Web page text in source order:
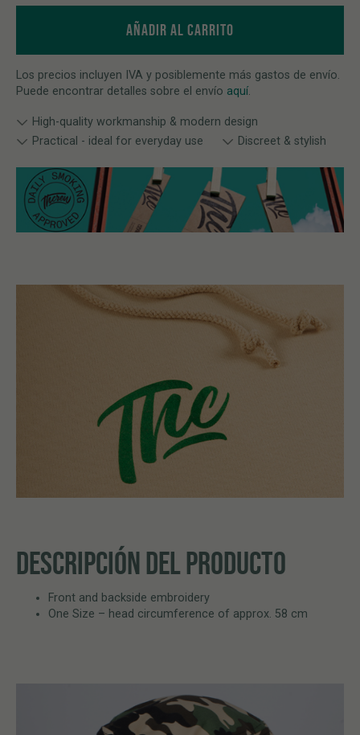
AÑADIR AL CARRITO
Los precios incluyen IVA y posiblemente más gastos de envío.
Puede encontrar detalles sobre el envío aquí.
High-quality workmanship & modern design
Practical - ideal for everyday use
Discreet & stylish
DESCRIPCIÓN DEL PRODUCTO
Front and backside embroidery
One Size – head circumference of approx. 58 cm